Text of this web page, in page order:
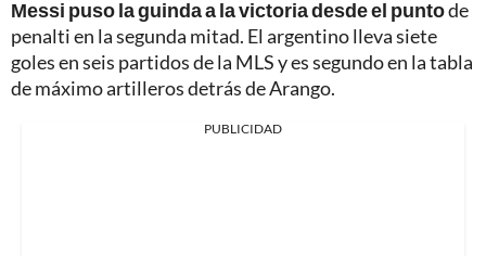
Messi puso la guinda a la victoria desde el puntode
penalti en la segunda mitad. El argentino lleva siete
goles en seis partidos de la MLS y es segundo en la tabla
de máximo artilleros detrás de Arango.
PUBLICIDAD